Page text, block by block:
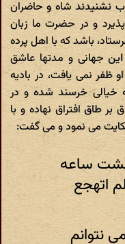
نشنیدند شاه و حاضران
و در حضرت ما زبان
باشد که با اهل پرده
جهانی و مدتها عاشق
ظفر نمی یافت، در بادیه
خیالی خرسند شده و در
طاق افتراق نهاده و با
می نمود و می گفت:
ساعه
اتهجع
نتوانم